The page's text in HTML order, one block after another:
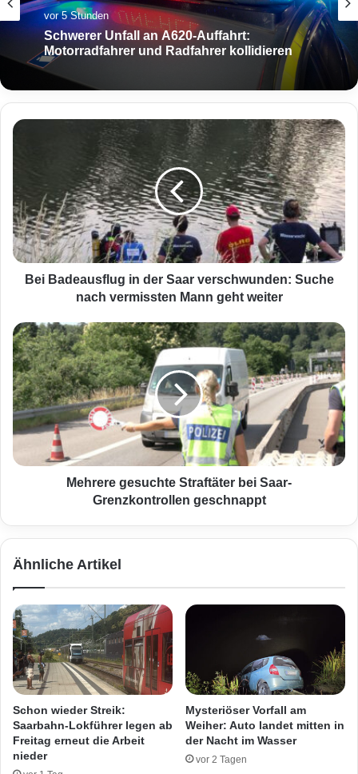
vor 5 Stunden
Schwerer Unfall an A620-Auffahrt:
Motorradfahrer und Radfahrer kollidieren
B
a
d
e
a
u
u
g
i
n
d
e
r
a
s
w
u
n
d
e
:
S
Bei Badeausflug in der Saar verschwunden: Suche
nach vermissten Mann geht weiter
M
e
h
r
e
r
e
e
e
r
a
f
t
ä
e
r
e
Mehrere gesuchte Straftäter bei Saar-
Grenzkontrollen geschnappt
Ähnliche Artikel
Schon wieder Streik:
Saarbahn-Lokführer legen ab
Freitag erneut die Arbeit
nieder
Mysteriöser Vorfall am
Weiher: Auto landet mitten in
der Nacht im Wasser
vor 2 Tagen